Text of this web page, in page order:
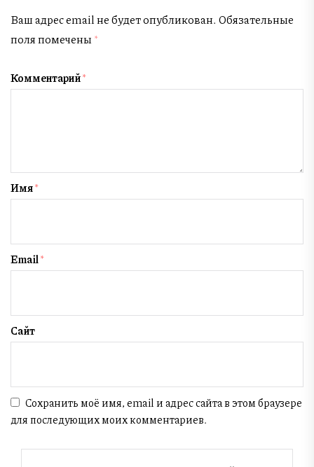
Ваш адрес email не будет опубликован. Обязательные
поля помечены *
Комментарий*
Имя*
Email*
Сайт
Сохранить моё имя, email и адрес сайта в этом браузере
для последующих моих комментариев.